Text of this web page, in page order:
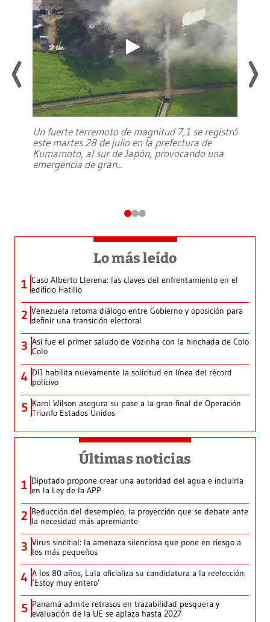
Un fuerte terremoto de magnitud 7,1 se registró
este martes 28 de julio en la prefectura de
Kumamoto, al sur de Japón, provocando una
emergencia de gran...
Lo más leído
1 Caso Alberto Llerena: las claves del enfrentamiento en el
edificio Hatillo
2 Venezuela retoma diálogo entre Gobierno y oposición para
definir una transición electoral
3 Así fue el primer saludo de Vozinha con la hinchada de Colo
Colo
4 DIJ habilita nuevamente la solicitud en línea del récord
policivo
5 Karol Wilson asegura su pase a la gran final de Operación
Triunfo Estados Unidos
Últimas noticias
1 Diputado propone crear una autoridad del agua e incluirla
en la Ley de la APP
2 Reducción del desempleo, la proyección que se debate ante
la necesidad más apremiante
3 Virus sincitial: la amenaza silenciosa que pone en riesgo a
los más pequeños
4 A los 80 años, Lula oficializa su candidatura a la reelección:
‘Estoy muy entero’
5 Panamá admite retrasos en trazabilidad pesquera y
evaluación de la UE se aplaza hasta 2027